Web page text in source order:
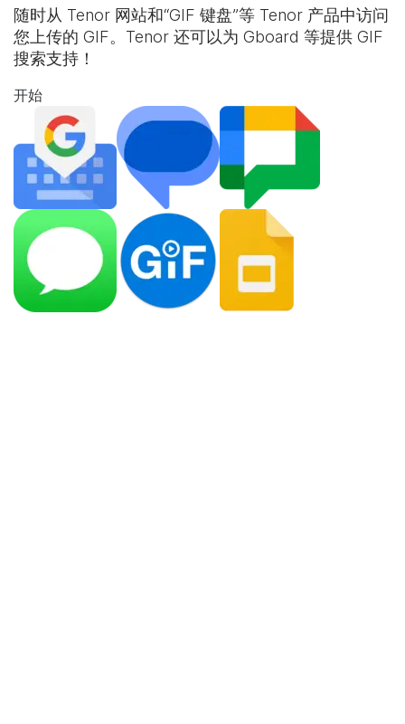
随时从 Tenor 网站和“GIF 键盘”等 Tenor 产品中访问
您上传的 GIF。Tenor 还可以为 Gboard 等提供 GIF
搜索支持！
开始